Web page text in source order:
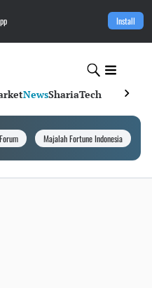
Install
NewsShariaTech
Majalah Fortune Indonesia